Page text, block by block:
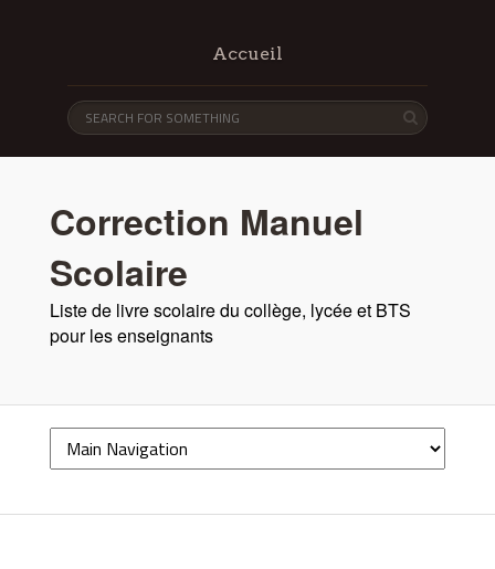
Accueil
Correction Manuel
Scolaire
Liste de livre scolaire du collège, lycée et BTS
pour les enseignants